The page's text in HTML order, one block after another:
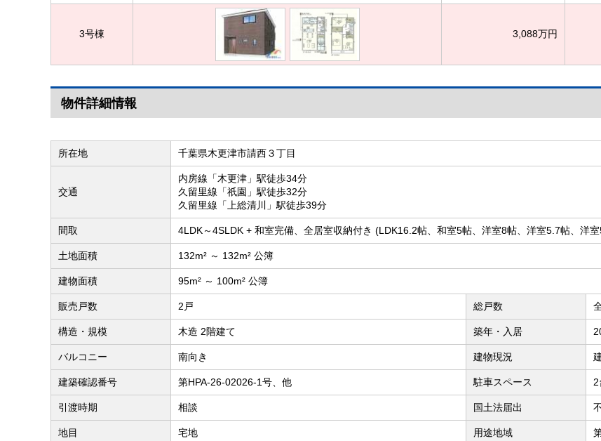
3号棟 3,088万円
物件詳細情報
所在地 千葉県木更津市請西３丁目
交通
内房線「木更津」駅徒歩34分
久留里線「祇園」駅徒歩32分
久留里線「上総清川」駅徒歩39分
間取 4LDK～4SLDK + 和室完備、全居室収納付き (LDK16.2帖、和室5帖、洋室8帖、洋室5.7帖、洋
土地面積 132m² ～ 132m² 公簿
建物面積 95m² ～ 100m² 公簿
販売戸数 2戸 総戸数
構造・規模 木造 2階建て 築年・入居
バルコニー 南向き 建物現況
建築確認番号 第HPA-26-02026-1号、他 駐車スペース 2
引渡時期 相談 国土法届出
地目 宅地 用途地域